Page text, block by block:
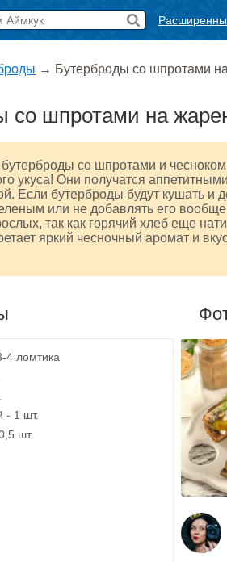
→ Бутерброды со шпротами
со шпротами на
со шпротами и чесноком
укуса! Они получатся
Если бутерброды будут кушать и
или не добавлять его
так как горячий хлеб еще
яркий чесночный аромат и
4 ломтика
- 1 шт.
шт.